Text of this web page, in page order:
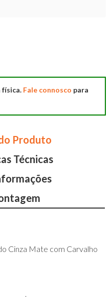
física. Fale connosco para
Produto
Técnicas
Cinza Mate com Carvalho